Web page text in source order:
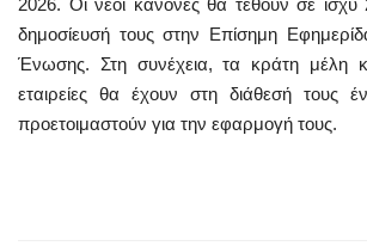
δημοσίευσή τους στην Επίσημη
Ένωσης. Στη συνέχεια, τα κράτη μέλη
εταιρείες θα έχουν στη διάθεσή τους
προετοιμαστούν για την εφαρμογή τους.